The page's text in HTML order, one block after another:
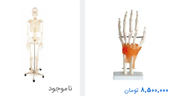
8,500,000 تومان
ناموجود